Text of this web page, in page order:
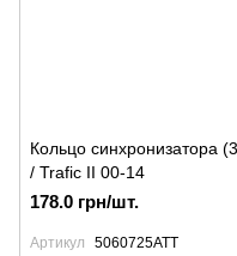
Кольцо синхронизатора
/ Trafic II 00-14
178.0 грн/шт.
Артикул
5060725ATT